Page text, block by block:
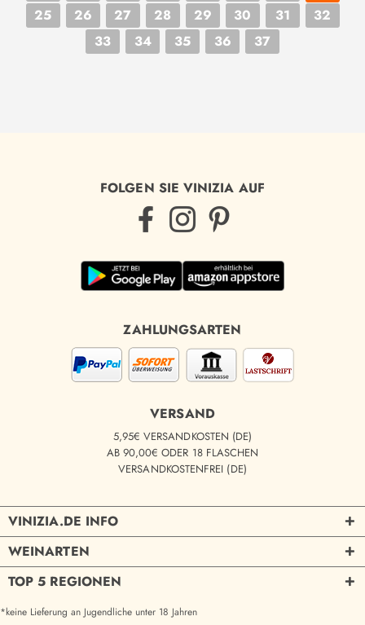
25
26 27 28 29 30 31
32
33
34 35 36 37
FOLGEN SIE VINIZIA AUF
ZAHLUNGSARTEN
VERSAND
5,95€ VERSANDKOSTEN (DE)
AB 90,00€ ODER 18 FLASCHEN
VERSANDKOSTENFREI (DE)
VINIZIA.DE INFO
WEINARTEN
TOP 5 REGIONEN
*keine Lieferung an Jugendliche unter 18 Jahren